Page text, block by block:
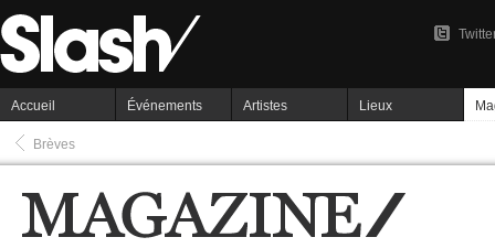
Accueil Événements Artistes Lieux
Brèves